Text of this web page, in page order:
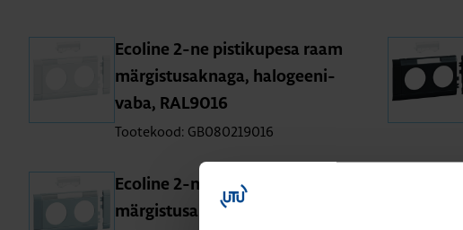
Eco­line 2-ne pis­ti­ku­pesa raam
mär­gis­tus­ak­naga, halo­gee­ni­
vaba, RAL9016
Tootekood: GB080219016
Eco­line 2-ne pis­ti­ku­pesa raam
mär­gis­tus­ak­naga, halo­gee­ni­